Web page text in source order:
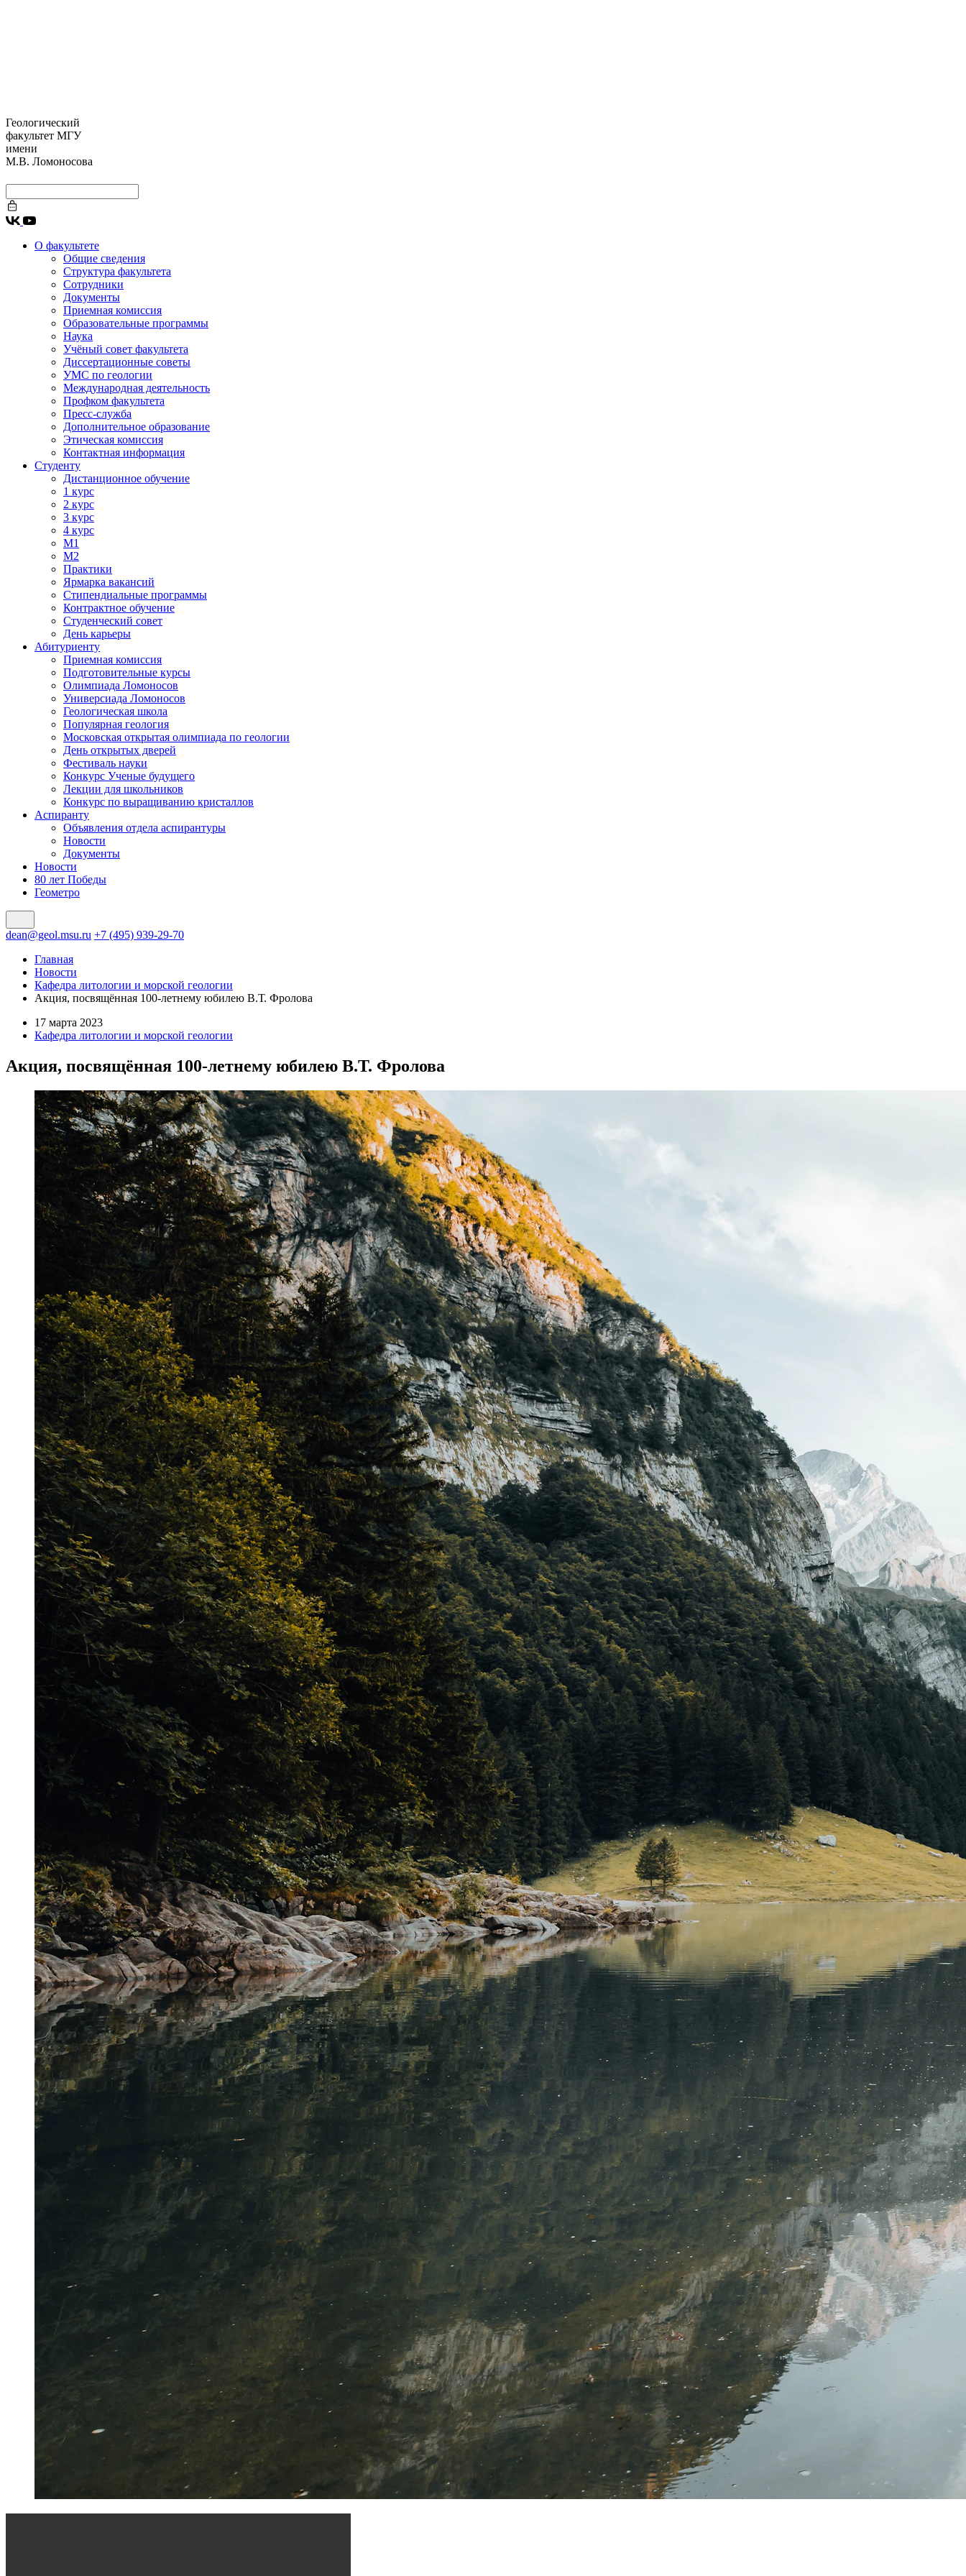
Геологический
факультет МГУ
имени
М.В. Ломоносова
О факультете
Общие сведения
Структура факультета
Сотрудники
Документы
Приемная комиссия
Образовательные программы
Наука
Учёный совет факультета
Диссертационные советы
УМС по геологии
Международная деятельность
Профком факультета
Пресс-служба
Дополнительное образование
Этическая комиссия
Контактная информация
Студенту
Дистанционное обучение
1 курс
2 курс
3 курс
4 курс
М1
М2
Практики
Ярмарка вакансий
Стипендиальные программы
Контрактное обучение
Студенческий совет
День карьеры
Абитуриенту
Приемная комиссия
Подготовительные курсы
Олимпиада Ломоносов
Универсиада Ломоносов
Геологическая школа
Популярная геология
Московская открытая олимпиада по геологии
День открытых дверей
Фестиваль науки
Конкурс Ученые будущего
Лекции для школьников
Конкурс по выращиванию кристаллов
Аспиранту
Объявления отдела аспирантуры
Новости
Документы
Новости
80 лет Победы
Геометро
dean@geol.msu.ru +7 (495) 939-29-70
Главная
Новости
Кафедра литологии и морской геологии
Акция, посвящённая 100-летнему юбилею В.Т. Фролова
17 марта 2023
Кафедра литологии и морской геологии
Акция, посвящённая 100-летнему юбилею В.Т. Фролова